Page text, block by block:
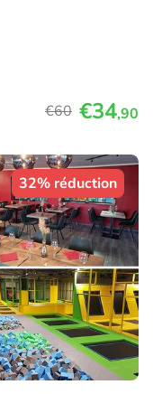
€60 €34,90
32% réduction